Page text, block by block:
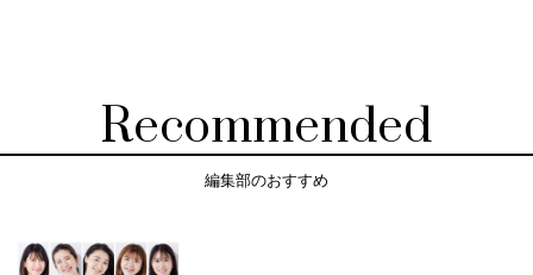
Recommended
編集部のおすすめ